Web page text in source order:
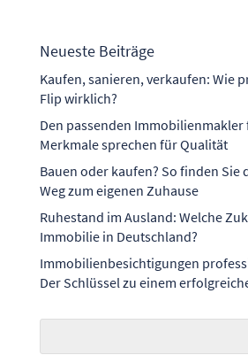
Neueste Beiträge
Kaufen, sanieren, verkaufen: Wie
Flip wirklich?
Den passenden Immobilienmakler
Merkmale sprechen für Qualität
Bauen oder kaufen? So finden Sie
Weg zum eigenen Zuhause
Ruhestand im Ausland: Welche
Immobilie in Deutschland?
Immobilienbesichtigungen
Der Schlüssel zu einem